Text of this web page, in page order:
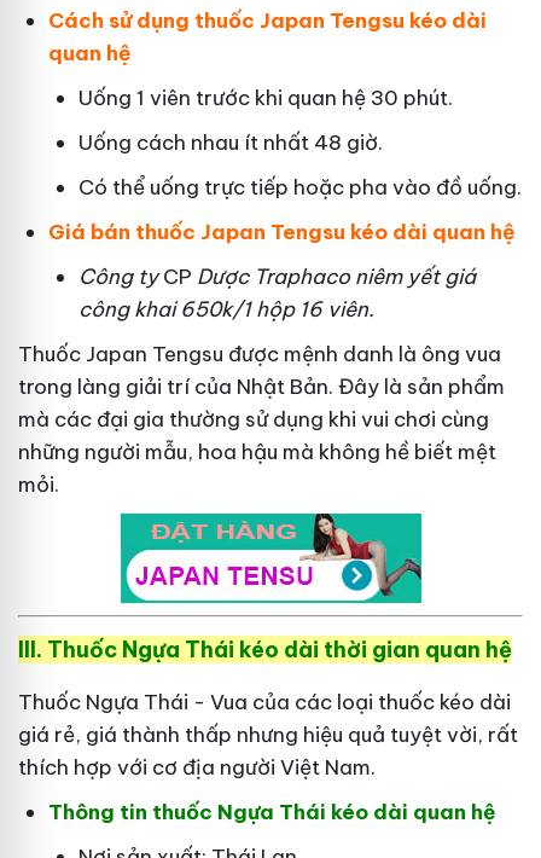
Cách sử dụng thuốc Japan Tengsu kéo dài
quan hệ
Uống 1 viên trước khi quan hệ 30 phút.
Uống cách nhau ít nhất 48 giờ.
Có thể uống trực tiếp hoặc pha vào đồ uống.
Giá bán thuốc Japan Tengsu kéo dài quan hệ
Công tyCP Dược Traphaconiêm yết giá
công khai 650k/1 hộp 16 viên.
Thuốc Japan Tengsu được mệnh danh là ông vua
trong làng giải trí của Nhật Bản. Đây là sản phẩm
mà các đại gia thường sử dụng khi vui chơi cùng
những người mẫu, hoa hậu mà không hề biết mệt
mỏi.
III. Thuốc Ngựa Thái kéo dài thời gian quan hệ
Thuốc Ngựa Thái - Vua của các loại thuốc kéo dài
giá rẻ, giá thành thấp nhưng hiệu quả tuyệt vời, rất
thích hợp với cơ địa người Việt Nam.
Thông tin thuốc Ngựa Thái kéo dài quan hệ